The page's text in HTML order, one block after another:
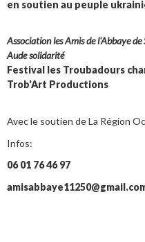
en soutien au peuple
Association les Amis de l'Abbaye
Aude solidarité
Festival les Troubadours
Trob'Art Productions
Avec le soutien de La Région
Infos:
06 01 76 46 97